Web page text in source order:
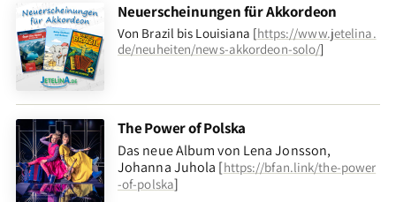
Neuerscheinungen für Akkordeon
Von Brazil bis Louisiana [https://www.jetelina.
de/neuheiten/news-akkordeon-solo/]
The Power of Polska
Das neue Album von Lena Jonsson,
Johanna Juhola [https://bfan.link/the-power
-of-polska]